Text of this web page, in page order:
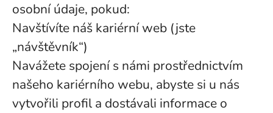
osobní údaje, pokud:
Navštívíte náš kariérní web (jste
„návštěvník“)
Navážete spojení s námi prostřednictvím
našeho kariérního webu, abyste si u nás
vytvořili profil a dostávali informace o